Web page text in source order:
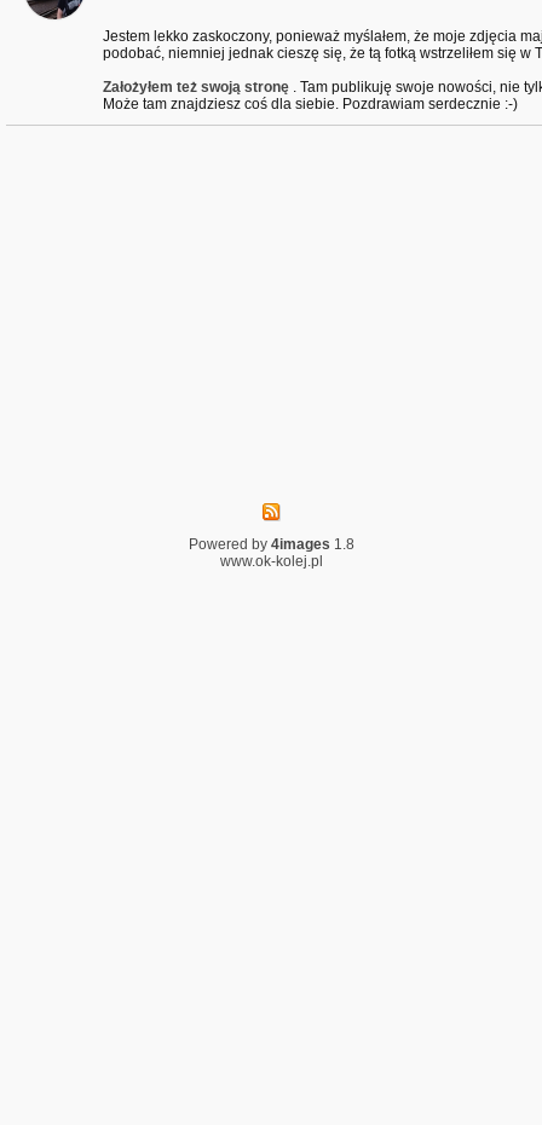
Jestem lekko zaskoczony, ponieważ myślałem, że moje zdjęcia
podobać, niemniej jednak cieszę się, że tą fotką wstrzeliłem się w
Założyłem też swoją stronę . Tam publikuję swoje nowości, nie
Może tam znajdziesz coś dla siebie. Pozdrawiam serdecznie :⁠-⁠)
Powered by 4images 1.8
www.ok-kolej.pl